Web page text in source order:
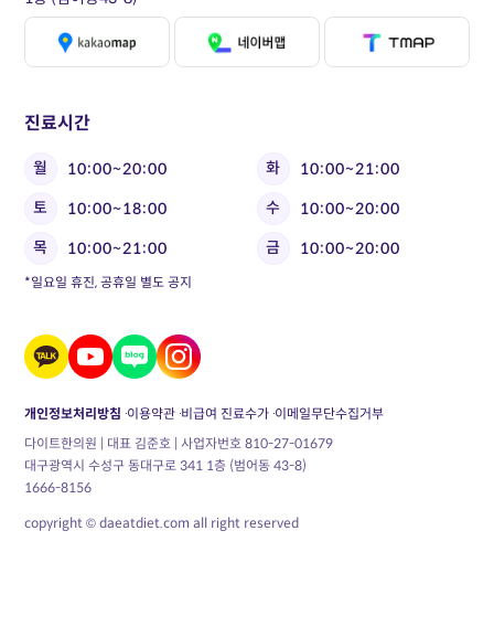
진료시간
월 10:00~20:00 화
10:00~21:00
토
10:00~18:00 수
10:00~20:00
목
10:00~21:00 금 10:00~20:00
*일요일 휴진, 공휴일 별도 공지
개인정보처리방침 이용약관 비급여 진료수가 이메일무단수집거부
다이트한의원 | 대표 김준호 | 사업자번호 810-27-01679
대구광역시 수성구 동대구로 341 1층 (범어동 43-8)
1666-8156
copyright © daeatdiet.com all right reserved